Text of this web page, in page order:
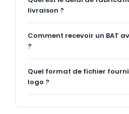
livraison ?
Comment recevoir un BAT
?
Quel format de fichier
logo ?